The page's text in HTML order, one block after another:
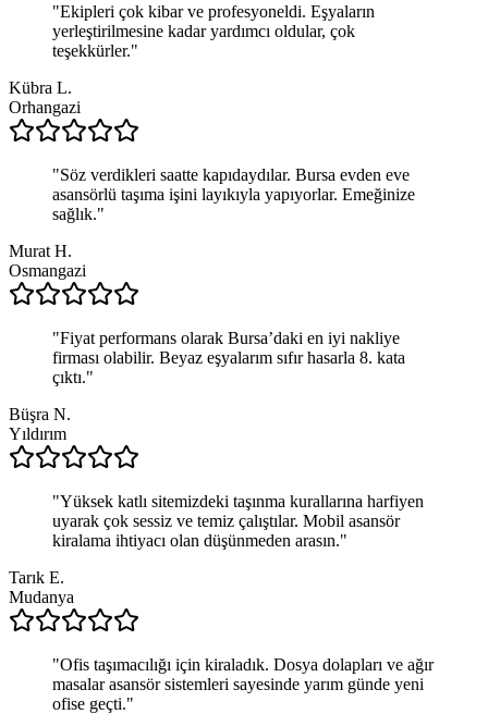
"Ekipleri çok kibar ve profesyoneldi. Eşyaların
yerleştirilmesine kadar yardımcı oldular, çok
teşekkürler."
Kübra L.
Orhangazi
"Söz verdikleri saatte kapıdaydılar. Bursa evden eve
asansörlü taşıma işini layıkıyla yapıyorlar. Emeğinize
sağlık."
Murat H.
Osmangazi
"Fiyat performans olarak Bursa’daki en iyi nakliye
firması olabilir. Beyaz eşyalarım sıfır hasarla 8. kata
çıktı."
Büşra N.
Yıldırım
"Yüksek katlı sitemizdeki taşınma kurallarına harfiyen
uyarak çok sessiz ve temiz çalıştılar. Mobil asansör
kiralama ihtiyacı olan düşünmeden arasın."
Tarık E.
Mudanya
"Ofis taşımacılığı için kiraladık. Dosya dolapları ve ağır
masalar asansör sistemleri sayesinde yarım günde yeni
ofise geçti."